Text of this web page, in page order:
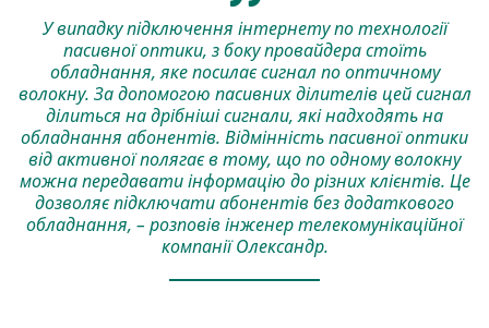
У випадку підключення інтернету по технології
пасивної оптики, з боку провайдера стоїть
обладнання, яке посилає сигнал по оптичному
волокну. За допомогою пасивних ділителів цей сигнал
ділиться на дрібніші сигнали, які надходять на
обладнання абонентів. Відмінність пасивної оптики
від активної полягає в тому, що по одному волокну
можна передавати інформацію до різних клієнтів. Це
дозволяє підключати абонентів без додаткового
обладнання, – розповів інженер телекомунікаційної
компанії Олександр.